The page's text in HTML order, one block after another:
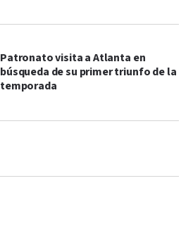
Patronato visita a Atlanta en
búsqueda de su primer triunfo de la
temporada